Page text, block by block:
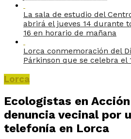
La sala de estudio del
abrirá el jueves 14 durante
16 en horario de mañana
Lorca conmemoración del
Párkinson que se celebra el
Lorca
Ecologistas en
denuncia vecinal por
telefonía en Lorca